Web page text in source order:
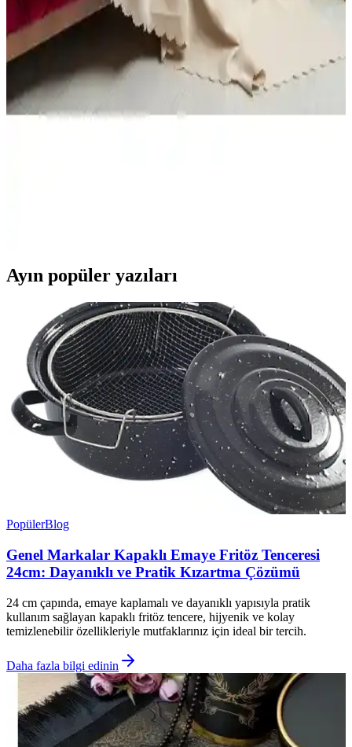
Pufumo Deri Armut Koltuk Modelleri
Karşılaştırması ve Özellikleri
İki Pufumo Deri Armut Koltuk modeli, farklı kumaş ve
tasarımlarıyla iç ve dış mekanlara şık ve konforlu seçenekler
sunuyor. Detaylar ve kullanıcı yorumlarıyla ihtiyaçlarınıza uygun
Ayın popüler yazıları
PopülerBlog
Genel Markalar Kapaklı Emaye Fritöz Tenceresi
24cm: Dayanıklı ve Pratik Kızartma Çözümü
24 cm çapında, emaye kaplamalı ve dayanıklı yapısıyla pratik
kullanım sağlayan kapaklı fritöz tencere, hijyenik ve kolay
temizlenebilir özellikleriyle mutfaklarınız için ideal bir tercih.
Daha fazla bilgi edinin